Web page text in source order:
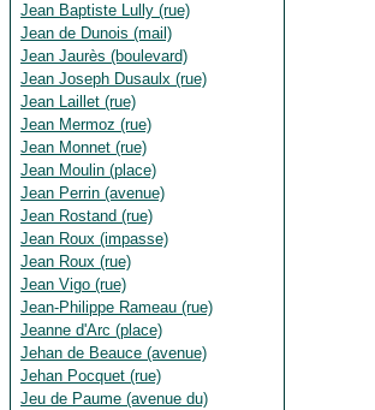
Jean Baptiste Lully (rue)
Jean de Dunois (mail)
Jean Jaurès (boulevard)
Jean Joseph Dusaulx (rue)
Jean Laillet (rue)
Jean Mermoz (rue)
Jean Monnet (rue)
Jean Moulin (place)
Jean Perrin (avenue)
Jean Rostand (rue)
Jean Roux (impasse)
Jean Roux (rue)
Jean Vigo (rue)
Jean-Philippe Rameau (rue)
Jeanne d'Arc (place)
Jehan de Beauce (avenue)
Jehan Pocquet (rue)
Jeu de Paume (avenue du)